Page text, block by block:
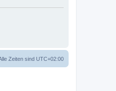
Zeiten sind UTC+02:00